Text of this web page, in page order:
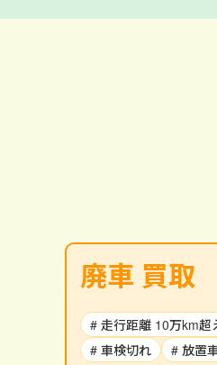
廃車 買取
# 走行距離 10万km超
# 車検切れ
# 放置